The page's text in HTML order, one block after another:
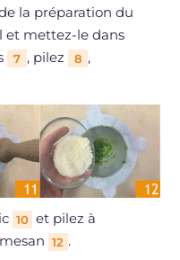
la préparation du
et mettez-le dans
7 , pilez 8 ,
10 et pilez à
12 .